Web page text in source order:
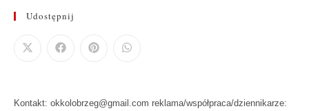
Udostępnij
Kontakt: okkolobrzeg@gmail.com reklama/współpraca/dziennikarze: